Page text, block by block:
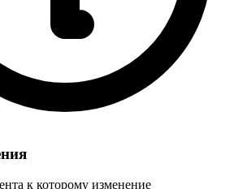
к которому изменение